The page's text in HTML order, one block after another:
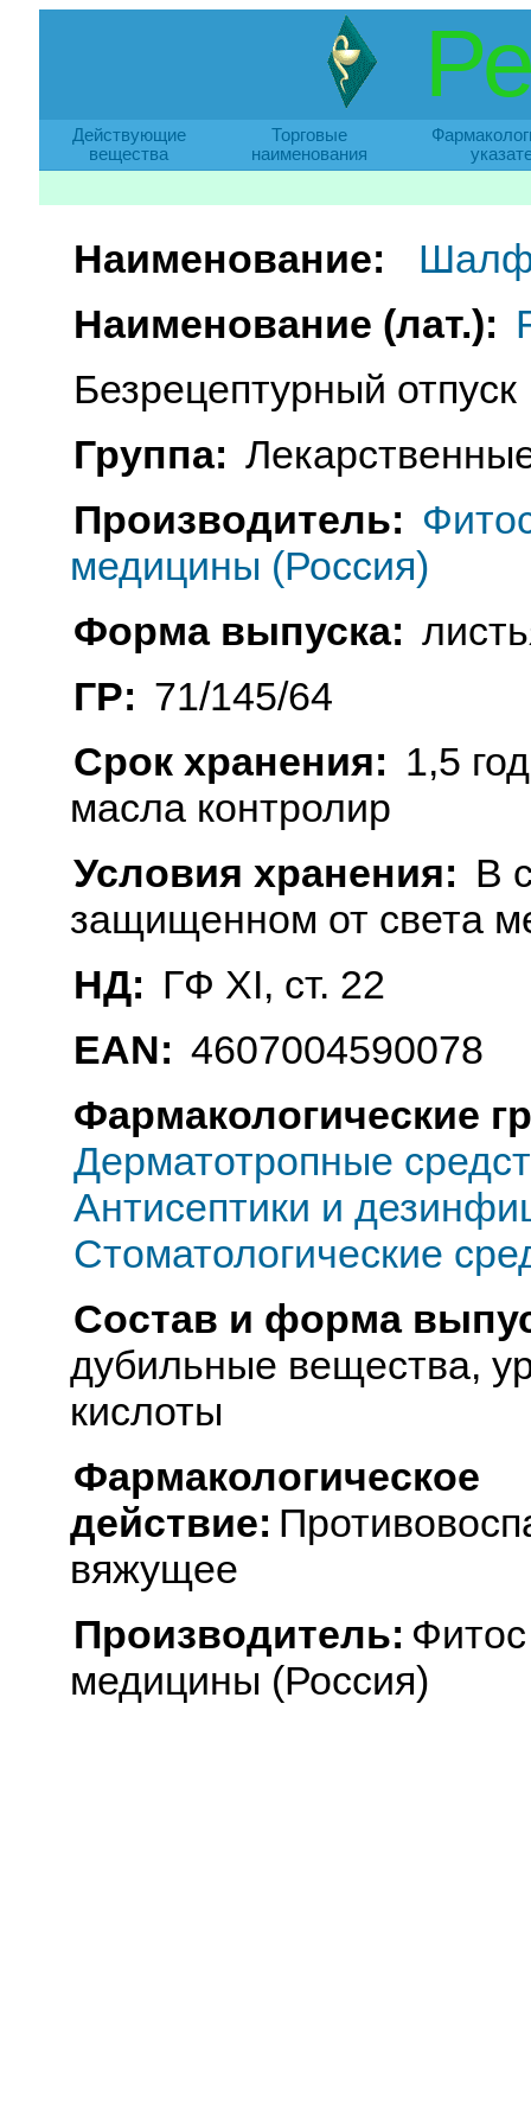
Действующие
вещества
Торговые
наименования
Наименование:
Наименование (лат.):
Безрецептурный отпуск
Группа:
Производитель:
медицины (Россия)
Форма выпуска:
ГР: 71/145/64
Срок хранения: 1,5
масла контролир
Условия хранения: В
защищенном от света
НД: ГФ XI, ст. 22
EAN: 4607004590078
Фармакологические
Дерматотропные
Антисептики и
Стоматологические
Состав и форма
дубильные вещества,
кислоты
Фармакологическое
действие:
вяжущее
Производитель:
медицины (Россия)